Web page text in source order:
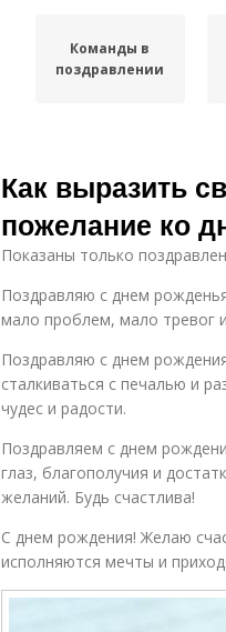
Команды в
поздравлении
поздравления
Как выразить
пожелание ко
Показаны только
Поздравляю с днем
мало проблем, мало тревог
Поздравляю с днем
сталкиваться с печалью и
чудес и радости.
Поздравляем с днем
глаз, благополучия и
желаний. Будь счастлива!
С днем рождения! Желаю
исполняются мечты и